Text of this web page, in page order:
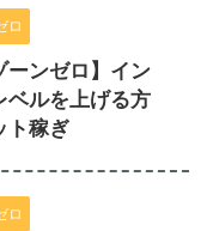
ロ
ーンゼロ】イン
ベルを上げる方
ト稼ぎ
ロ